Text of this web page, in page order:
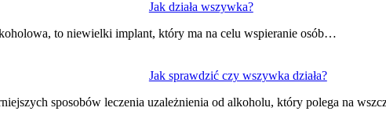
Jak działa wszywka?
to niewielki implant, który ma na celu wspieranie osób…
Jak sprawdzić czy wszywka działa?
sposobów leczenia uzależnienia od alkoholu, który polega na